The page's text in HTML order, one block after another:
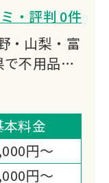
・評判 0件
・山梨・富
不用品回
を展開。
可能。他
場合があ
対応も実
明確な料金
本料金
円～
円～